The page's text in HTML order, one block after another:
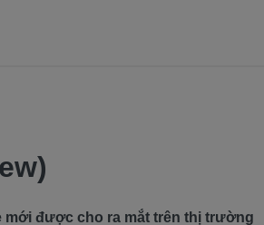
mới được cho ra mắt trên thị trường